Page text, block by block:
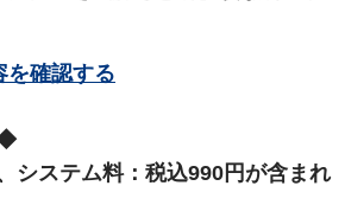
を確認する
システム料：税込990円が含まれ